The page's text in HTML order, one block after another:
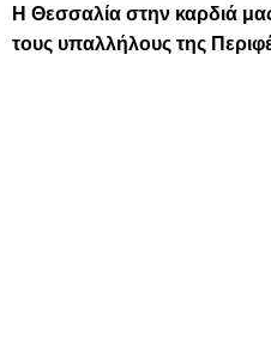
Η Θεσσαλία στην καρδιά μας
τους υπαλλήλους της